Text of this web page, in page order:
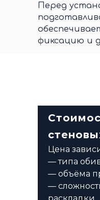
Перед
фиксацию и
Цена
— типа
— объёма
—